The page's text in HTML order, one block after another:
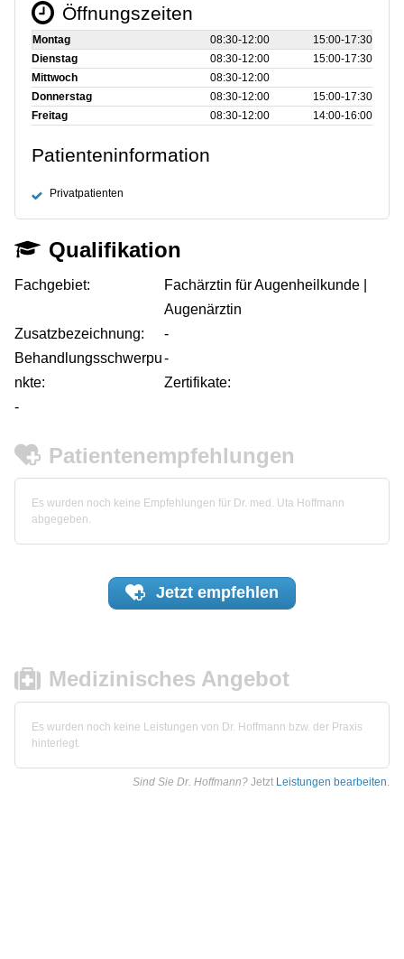
Öffnungszeiten
Montag 08:30‑12:00
15:00‑17:30
Dienstag
08:30‑12:00
15:00‑17:30
Mittwoch
08:30‑12:00
Donnerstag
08:30‑12:00
15:00‑17:30
Freitag
08:30‑12:00 14:00‑16:00
Patienteninformation
Privatpatienten
Qualifikation
Fachgebiet:
Fachärztin für Augenheilkunde |
Augenärztin
Zusatzbezeichnung:
-
Behandlungsschwerpu
nkte:
-
Zertifikate:
-
Patientenempfehlungen
Es wurden noch keine Empfehlungen für Dr. med. Uta Hoffmann
abgegeben.
Jetzt empfehlen
Medizinisches Angebot
Es wurden noch keine Leistungen von Dr. Hoffmann bzw. der Praxis
hinterlegt.
Sind Sie Dr. Hoffmann? Jetzt Leistungen bearbeiten.